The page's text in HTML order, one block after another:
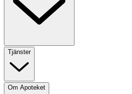
Tjänster
Om Apoteket